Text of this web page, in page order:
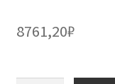
8761,20₽